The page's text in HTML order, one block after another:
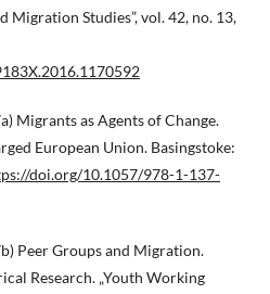
Migration Studies”, vol. 42, no. 13,
Migrants as Agents of Change.
European Union. Basingstoke:
doi.org/10.1057/978-1-137-
Peer Groups and Migration.
Research. „Youth Working